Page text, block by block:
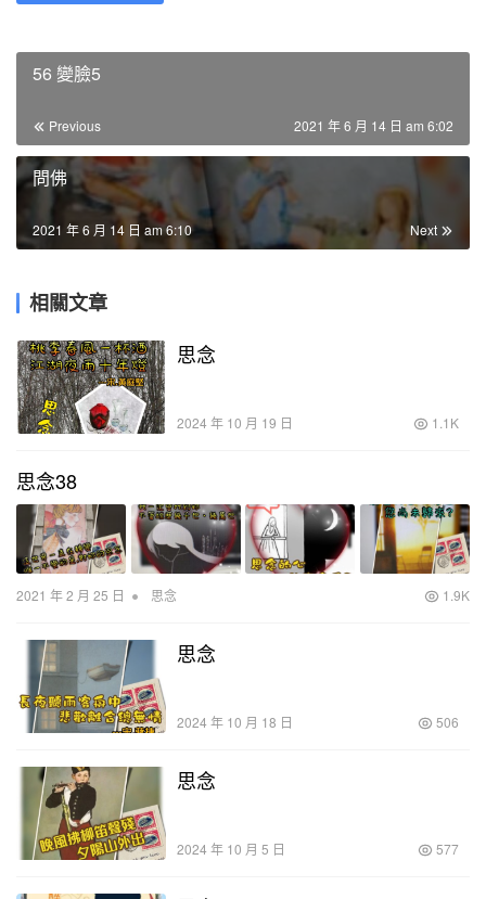
56 變臉5
Previous 2021 年 6 月 14 日 am 6:02
問佛
Next
2021 年 6 月 14 日 am 6:10
相關文章
思念
2024 年 10 月 19 日 1.1K
思念38
2021 年 2 月 25 日 • 思念 1.9K
思念
2024 年 10 月 18 日 506
思念
2024 年 10 月 5 日 577